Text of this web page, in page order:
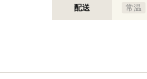
配送 常温